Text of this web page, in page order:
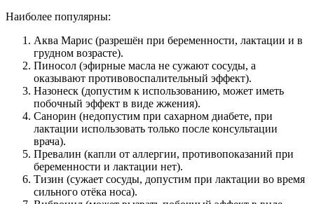
Наиболее популярны:
Аква Марис (разрешён при беременности, лактации и в
грудном возрасте).
Пиносол (эфирные масла не сужают сосуды, а
оказывают противовоспалительный эффект).
Назонеск (допустим к использованию, может иметь
побочный эффект в виде жжения).
Санорин (недопустим при сахарном диабете, при
лактации использовать только после консультации
врача).
Превалин (капли от аллергии, противопоказаний при
беременности и лактации нет).
Тизин (сужает сосуды, допустим при лактации во время
сильного отёка носа).